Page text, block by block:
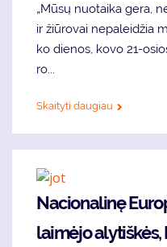
„Mū­sų nuo­tai­ka ge­ra,
ir žiū­ro­vai ne­pa­lei­džia
ko die­nos, ko­vo 21-
ro...
Skaityti daugiau
Nacionalinę
laimėjo